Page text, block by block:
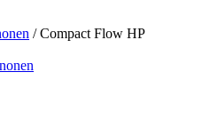
/ Compact Flow HP